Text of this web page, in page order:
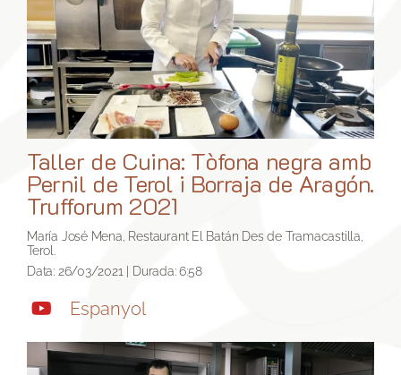
Taller de Cuina: Tòfona negra amb
Pernil de Terol i Borraja de Aragón.
Trufforum 2021
María José Mena, Restaurant El Batán Des de Tramacastilla,
Terol.
Data: 26/03/2021 | Durada: 6:58
Espanyol